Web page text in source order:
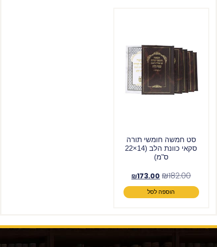
סט חמשה חומשי תורה
סקאי כוונת הלב (14×22
ס"מ)
₪182.00
₪173.00
הוספה לסל